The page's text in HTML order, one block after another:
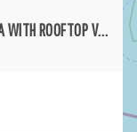
LUXURY FIVE BEDROOM VILLA WITH ROOFTOP VIEWS WALKING DISTANCE TO SANUR BEACH